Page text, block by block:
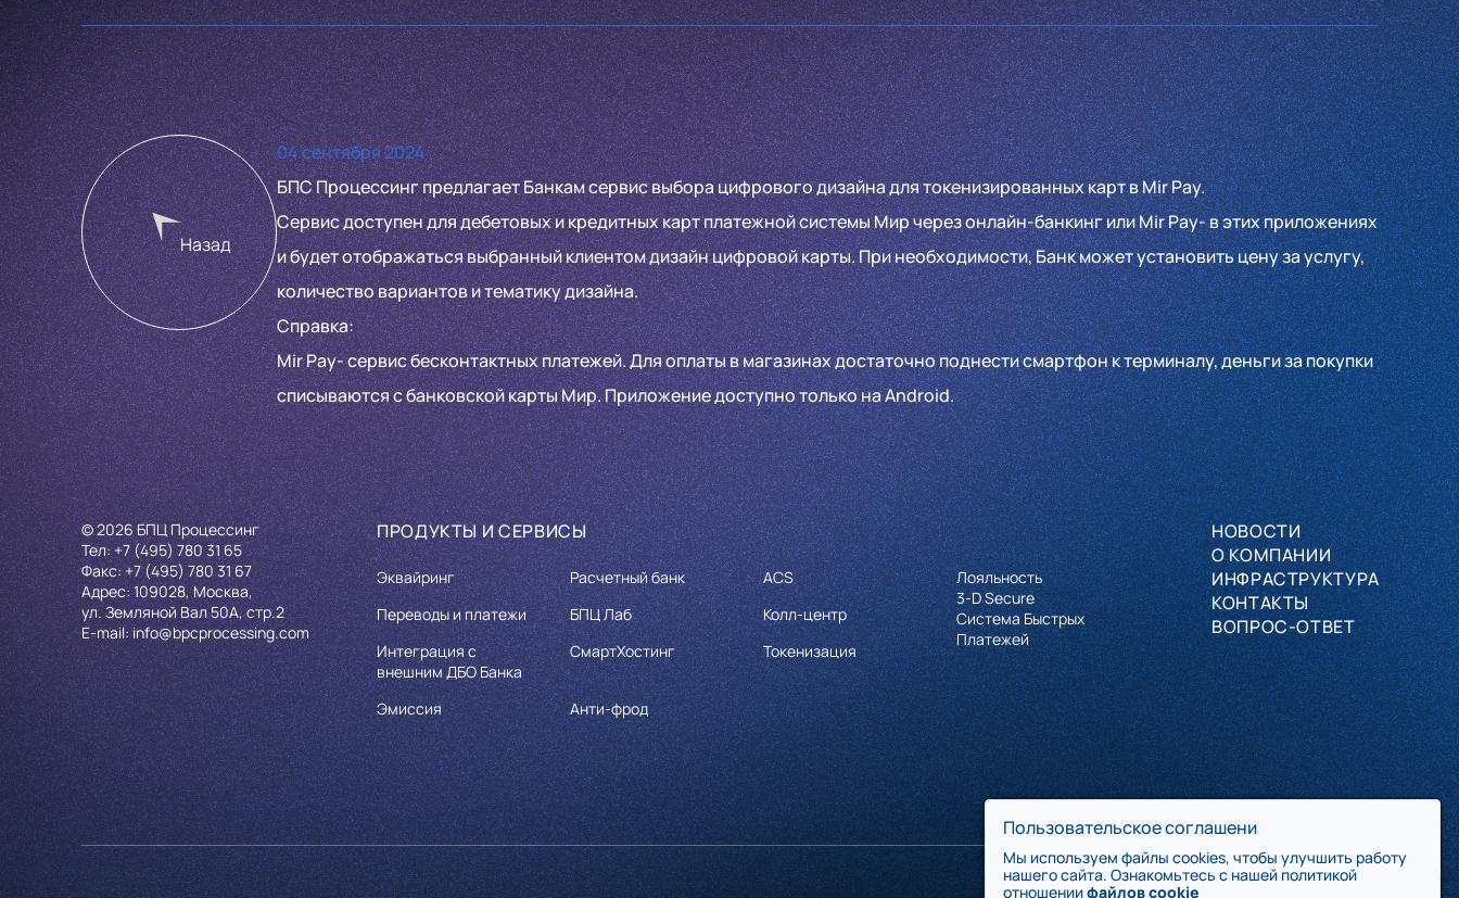
Пользовательское соглашени
Мы используем файлы cookies, чтобы улучшить работу
нашего сайта. Ознакомьтесь с нашей политикой
отношениифайлов cookie
Назад
04 сентября 2024
БПС Процессинг предлагает Банкам сервис выбора цифрового дизайна для токенизированных карт в Mir Pay.
Сервис доступен для дебетовых и кредитных карт платежной системы Мир через онлайн-банкинг или Mir Pay- в этих приложениях
и будет отображаться выбранный клиентом дизайн цифровой карты. При необходимости, Банк может установить цену за услугу,
количество вариантов и тематику дизайна.
Справка:
Mir Pay- сервис бесконтактных платежей. Для оплаты в магазинах достаточно поднести смартфон к терминалу, деньги за покупки
списываются с банковской карты Мир. Приложение доступно только на Android.
© 2026 БПЦ Процессинг
Тел:+7 (495) 780 31 65
Факс:+7 (495) 780 31 67
Адрес: 109028, Москва,
ул. Земляной Вал 50А, стр.2
E-mail:info@bpcprocessing.com
ПРОДУКТЫ И СЕРВИСЫ
Эквайринг
Переводы и платежи
Интеграция с
внешним ДБО Банка
Эмиссия
Расчетный банк
БПЦ Лаб
СмартХостинг
Анти-фрод
ACS
Колл-центр
Токенизация
Лояльность
3-D Secure
Система Быстрых
Платежей
НОВОСТИ
О КОМПАНИИ
ИНФРАСТРУКТУРА
КОНТАКТЫ
ВОПРОС-ОТВЕТ